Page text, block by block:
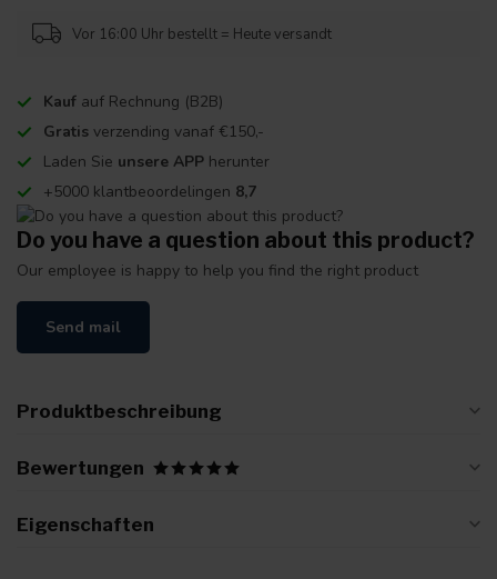
Vor 16:00 Uhr bestellt = Heute versandt
Kauf auf Rechnung (B2B)
Gratis verzending vanaf €150,-
Laden Sie unsere APP herunter
+5000 klantbeoordelingen 8,7
Do you have a question about this product?
Our employee is happy to help you find the right product
Send mail
Produktbeschreibung
Bewertungen
Eigenschaften